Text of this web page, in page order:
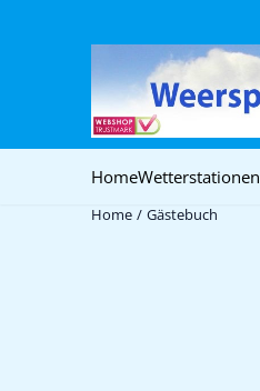
HomeWetterstationen
Home / Gästebuch